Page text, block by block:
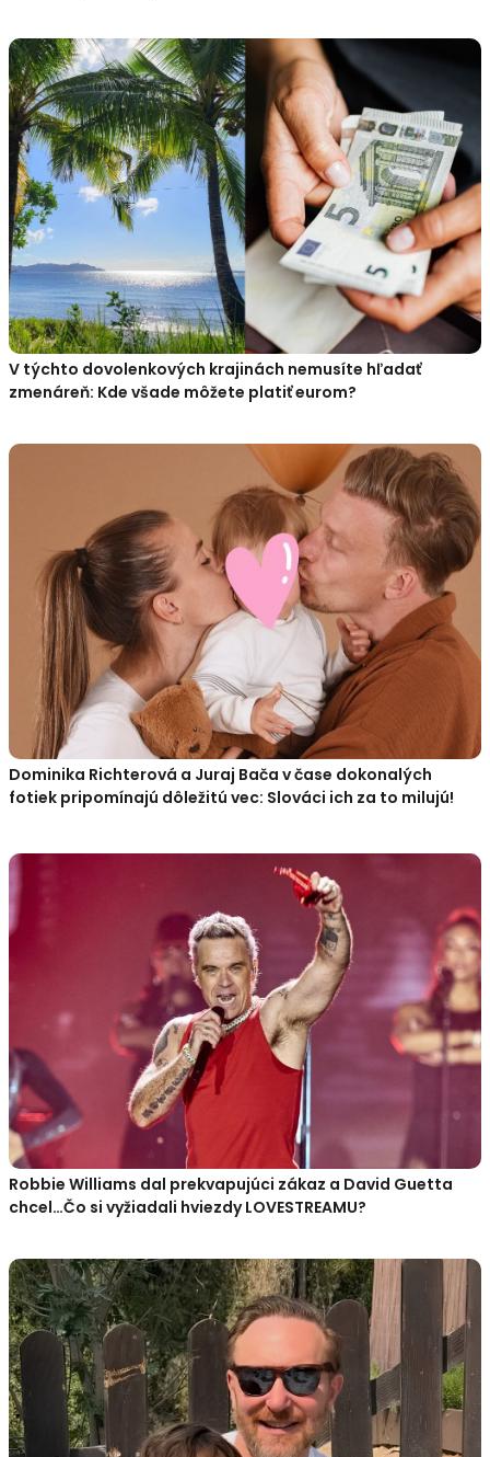
V týchto dovolenkových krajinách nemusíte hľadať
zmenáreň: Kde všade môžete platiť eurom?
Dominika Richterová a Juraj Bača v čase dokonalých
fotiek pripomínajú dôležitú vec: Slováci ich za to milujú!
Robbie Williams dal prekvapujúci zákaz a David Guetta
chcel…Čo si vyžiadali hviezdy LOVESTREAMU?